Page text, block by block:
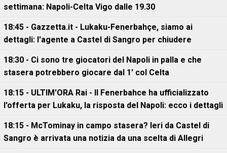
settimana: Napoli-Celta Vigo dalle 19.30
18:45 - Gazzetta.it - Lukaku-Fenerbahçe, siamo ai
dettagli: l'agente a Castel di Sangro per chiudere
18:30 - Ci sono tre giocatori del Napoli in palla e che
stasera potrebbero giocare dal 1' col Celta
18:15 - ULTIM'ORA Rai - Il Fenerbahce ha ufficializzato
l'offerta per Lukaku, la risposta del Napoli: ecco i dettagli
18:15 - McTominay in campo stasera? Ieri da Castel di
Sangro è arrivata una notizia da una scelta di Allegri